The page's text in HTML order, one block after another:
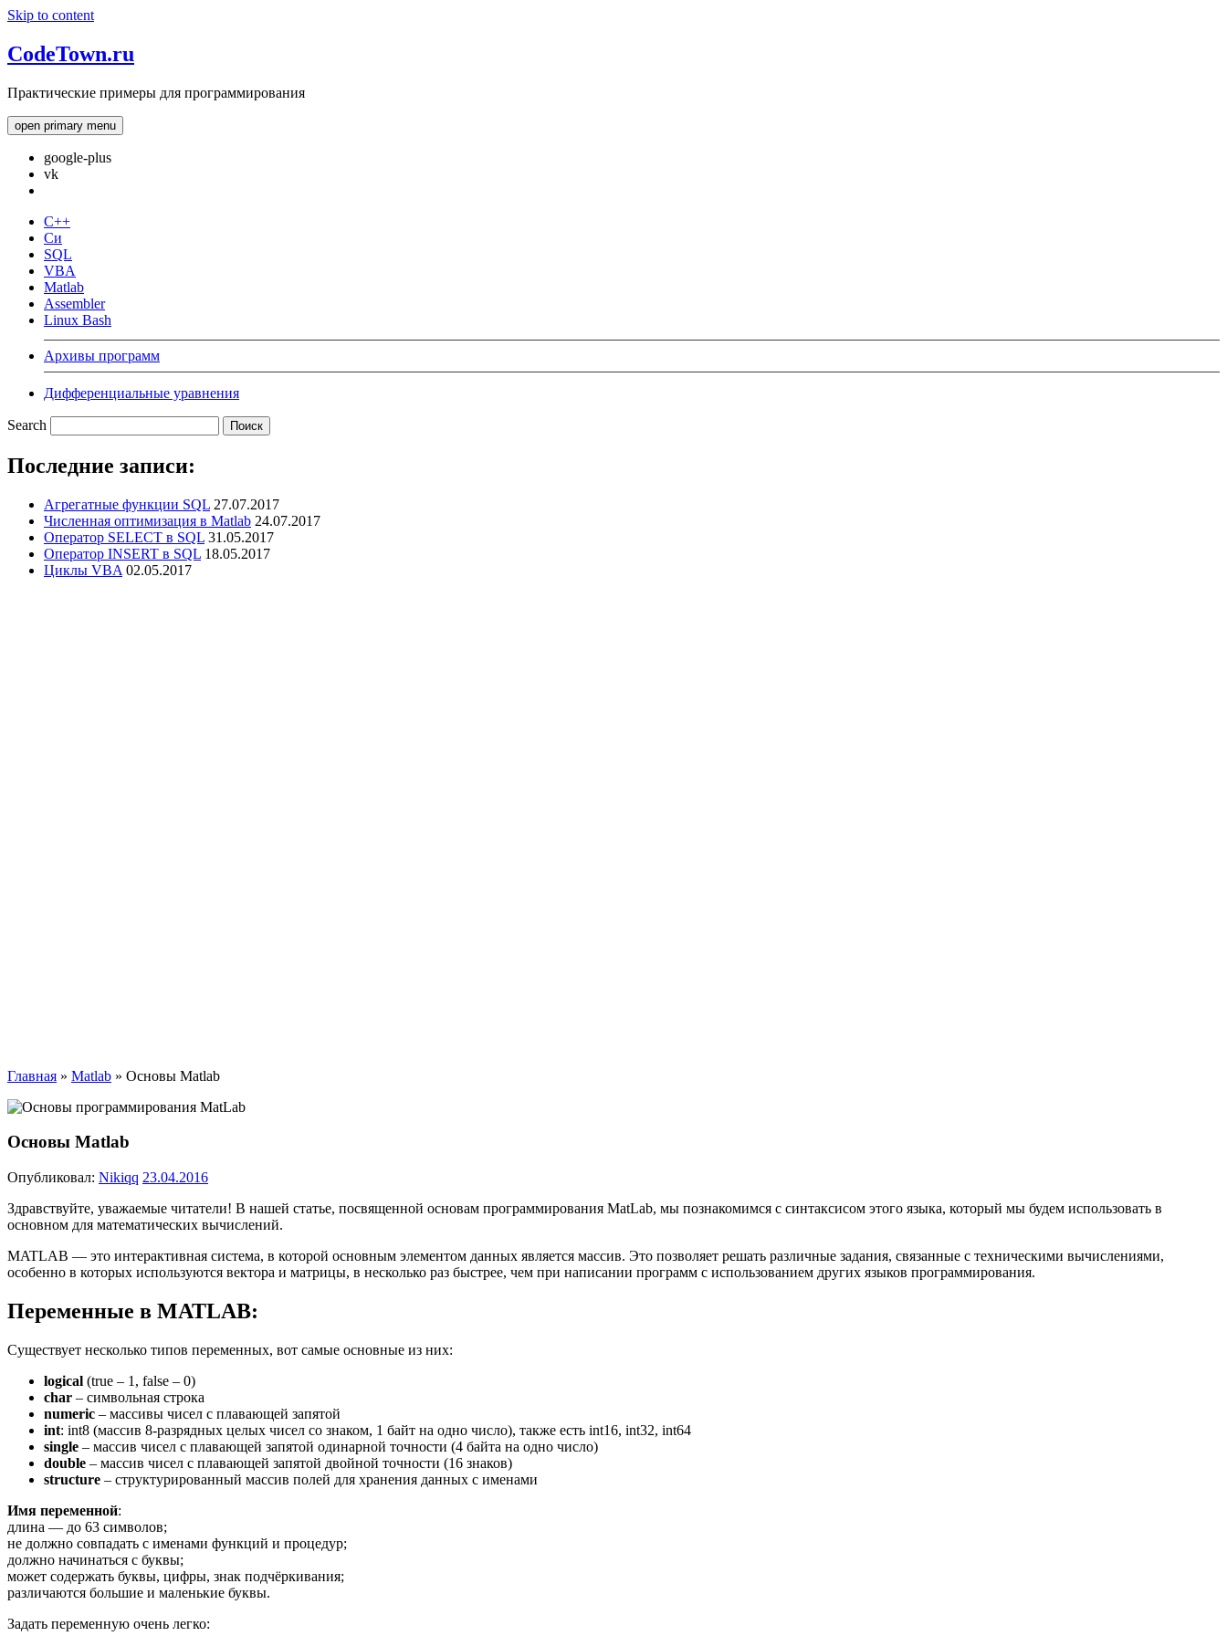
Skip to content
CodeTown.ru
Практические примеры для программирования
open primary menu
google-plus
vk
C++
Си
SQL
VBA
Matlab
Assembler
Linux Bash
Архивы программ
Дифференциальные уравнения
Search
Последние записи:
Агрегатные функции SQL 27.07.2017
Численная оптимизация в Matlab 24.07.2017
Оператор SELECT в SQL 31.05.2017
Оператор INSERT в SQL 18.05.2017
Циклы VBA 02.05.2017
Главная » Matlab » Основы Matlab
Основы Matlab
Опубликовал: Nikiqq 23.04.2016
Здравствуйте, уважаемые читатели! В нашей статье, посвященной основам программирования MatLab, мы познакомимся с синтаксисом этого языка, который мы будем использовать в
основном для математических вычислений.
MATLAB — это интерактивная система, в которой основным элементом данных является массив. Это позволяет решать различные задания, связанные с техническими вычислениями,
особенно в которых используются вектора и матрицы, в несколько раз быстрее, чем при написании программ с использованием других языков программирования.
Переменные в MATLAB:
Существует несколько типов переменных, вот самые основные из них:
logical (true – 1, false – 0)
char – символьная строка
numeric – массивы чисел с плавающей запятой
int: int8 (массив 8-разрядных целых чисел со знаком, 1 байт на одно число), также есть int16, int32, int64
single – массив чисел с плавающей запятой одинарной точности (4 байта на одно число)
double – массив чисел с плавающей запятой двойной точности (16 знаков)
structure – структурированный массив полей для хранения данных с именами
Имя переменной:
длина — до 63 символов;
не должно совпадать с именами функций и процедур;
должно начинаться с буквы;
может содержать буквы, цифры, знак подчёркивания;
различаются большие и маленькие буквы.
Задать переменную очень легко: